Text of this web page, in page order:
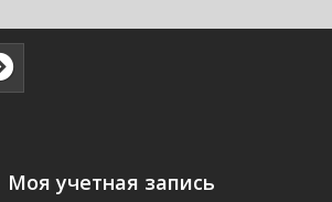
Моя учетная запись